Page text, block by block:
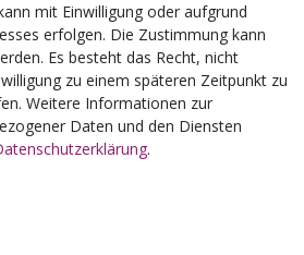
mit Einwilligung oder aufgrund
erfolgen. Die Zustimmung kann
Es besteht das Recht, nicht
zu einem späteren Zeitpunkt zu
Weitere Informationen zur
Daten und den Diensten
.